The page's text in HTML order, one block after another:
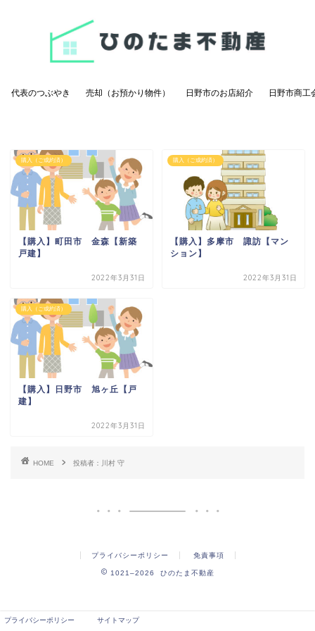
代表のつぶやき 売却（お預かり物件） 日野市のお店紹介 日野市商工
購入（ご成約済）
【購入】町田市 金森【新築
戸建】
2022年3月31日
購入（ご成約済）
【購入】多摩市 諏訪【マン
ション】
2022年3月31日
購入（ご成約済）
【購入】日野市 旭ヶ丘【戸
建】
2022年3月31日
HOME 投稿者：川村 守
プライバシーポリシー 免責事項
1021–2026 ひのたま不動産
プライバシーポリシー サイトマップ